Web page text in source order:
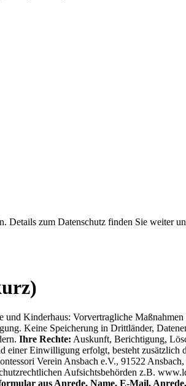
zum Datenschutz finden Sie weiter
und Kinderhaus: Vorvertragliche
Keine Speicherung in Drittländer,
Ihre Rechte: Auskunft, Berichtigung,
einer Einwilligung erfolgt, besteht
Verein Ansbach e.V., 91522
Aufsichtsbehörden z.B.
aus Anrede, Name, E-Mail,